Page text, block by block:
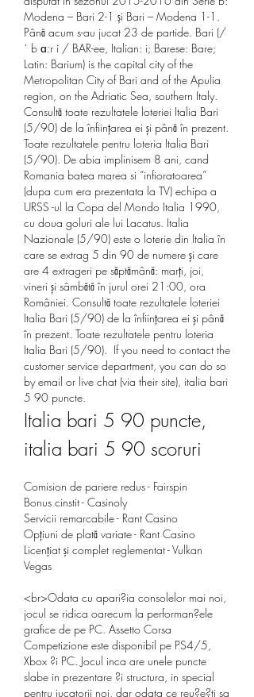
Modena – Bari 2-1 și Bari – Modena 1-1.
Până acum s-au jucat 23 de partide. Bari (/
ˈ b ɑːr i / BAR-ee, Italian: i; Barese: Bare;
Latin: Barium) is the capital city of the
Metropolitan City of Bari and of the Apulia
region, on the Adriatic Sea, southern Italy.
Consultă toate rezultatele loteriei Italia Bari
(5/90) de la înfiinţarea ei şi până în prezent.
Toate rezultatele pentru loteria Italia Bari
(5/90). De abia implinisem 8 ani, cand
Romania batea marea si “infioratoarea”
(dupa cum era prezentata la TV) echipa a
URSS -ul la Copa del Mondo Italia 1990,
cu doua goluri ale lui Lacatus. Italia
Nazionale (5/90) este o loterie din Italia în
care se extrag 5 din 90 de numere şi care
are 4 extrageri pe săptămână: marţi, joi,
vineri şi sâmbătă în jurul orei 21:00, ora
României. Consultă toate rezultatele loteriei
Italia Bari (5/90) de la înfiinţarea ei şi până
în prezent. Toate rezultatele pentru loteria
Italia Bari (5/90).  If you need to contact the
customer service department, you can do so
by email or live chat (via their site), italia bari
5 90 puncte.
Italia bari 5 90 puncte,
italia bari 5 90 scoruri
Comision de pariere redus - Fairspin
Bonus cinstit - Casinoly
Servicii remarcabile - Rant Casino
Opțiuni de plată variate - Rant Casino
Licențiat și complet reglementat - Vulkan
Vegas
<br>Odata cu apari?ia consolelor mai noi,
jocul se ridica oarecum la performan?ele
grafice de pe PC. Assetto Corsa
Competizione este disponibil pe PS4/5,
Xbox ?i PC. Jocul inca are unele puncte
slabe in prezentare ?i structura, in special
pentru jucatorii noi, dar odata ce reu?e?ti sa